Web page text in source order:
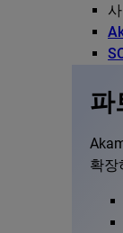
파
확장